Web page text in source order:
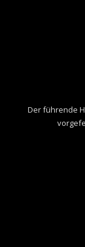
Der führende